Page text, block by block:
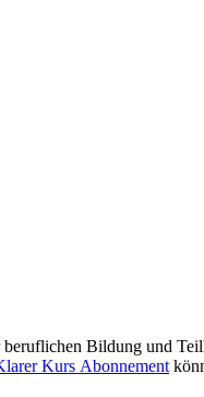
Bildung und
Kurs Abonnement